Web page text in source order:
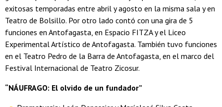
exitosas temporadas entre abril y agosto en la misma sala y en
Teatro de Bolsillo. Por otro lado contó con una gira de 5
funciones en Antofagasta, en Espacio FITZA y el Liceo
Experimental Artístico de Antofagasta. También tuvo funciones
en el Teatro Pedro de la Barra de Antofagasta, en el marco del
Festival Internacional de Teatro Zicosur.
“NÁUFRAGO: El olvido de un fundador”